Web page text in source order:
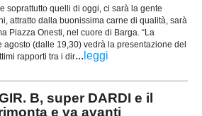
soprattutto quelli di oggi, ci sarà la gente
attratto dalla buonissima carne di qualità, sarà
Piazza Onesti, nel cuore di Barga. “La
agosto (dalle 19,30) vedrà la presentazione del
rapporti tra i dir... leggi
B, super DARDI e il
e va avanti